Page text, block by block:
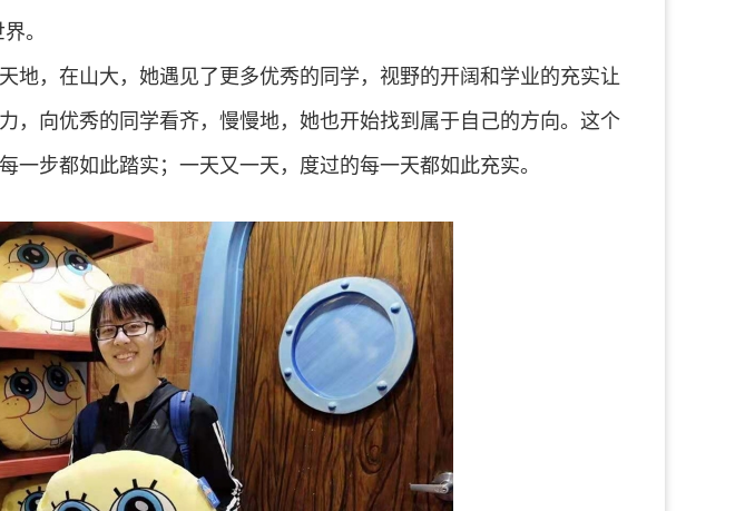
。
地，在山大，她遇见了更多优秀的同学，视野的开阔和学业的充实让
，向优秀的同学看齐，慢慢地，她也开始找到属于自己的方向。这个
一步都如此踏实；一天又一天，度过的每一天都如此充实。